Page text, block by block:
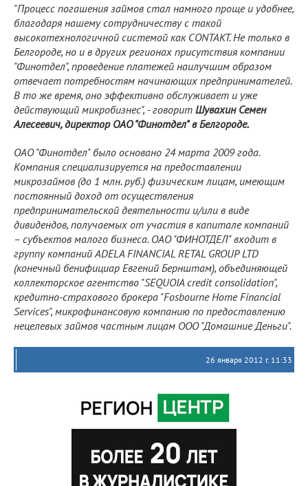
"Процесс погашения займов стал намного проще и удобнее,
благодаря нашему сотрудничеству с такой
высокотехнологичной системой как CONTAKT. Не только в
Белгороде, но и в других регионах присутствия компании
"Финотдел", проведение платежей наилучшим образом
отвечает потребностям начинающих предпринимателей.
В то же время, оно эффективно обслуживает и уже
действующий микробизнес", - говорит Шувахин Семен
Алесеевич, директор ОАО "Финотдел" в Белгороде.
ОАО "Финотдел" было основано 24 марта 2009 года.
Компания специализируется на предоставлении
микрозаймов (до 1 млн. руб.) физическим лицам, имеющим
постоянный доход от осуществления
предпринимательской деятельности и/или в виде
дивидендов, получаемых от участия в капитале компаний
– субъектов малого бизнеса. ОАО "ФИНОТДЕЛ" входит в
группу компаний ADELA FINANCIAL RETAL GROUP LTD
(конечный бенифициар Евгений Бернштам), объединяющей
коллекторское агентство "SEQUOIA credit consolidation",
кредитно-страхового брокера "Fosbourne Home Financial
Services", микрофинансовую компанию по предоставлению
нецелевых займов частным лицам ООО "Домашние Деньги".
26 января 2012 г. 11:33